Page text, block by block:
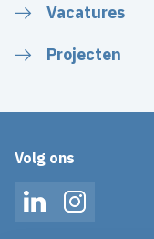
Vacatures
Projecten
Volg ons
LinkedInInstagram